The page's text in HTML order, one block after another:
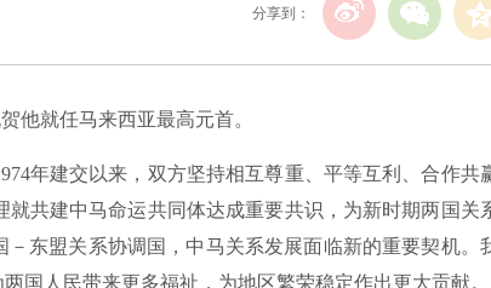
分享到：
就任马来西亚最高元首。
建交以来，双方坚持相互尊重、平等互利、合作共
共建中马命运共同体达成重要共识，为新时期两国关
东盟关系协调国，中马关系发展面临新的重要契机。
国人民带来更多福祉，为地区繁荣稳定作出更大贡献。